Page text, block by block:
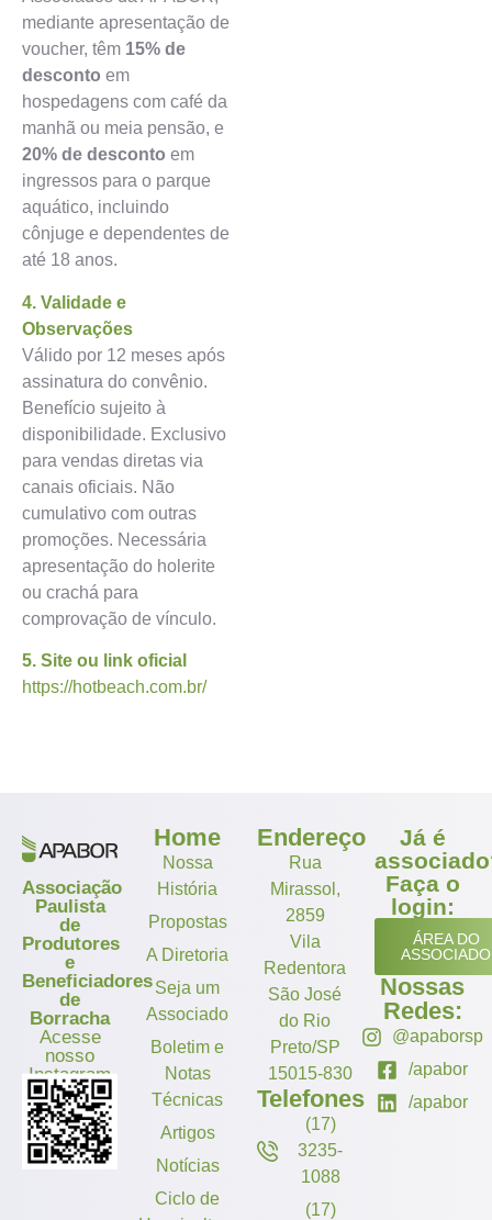
mediante apresentação de
voucher, têm 15% de
desconto em
hospedagens com café da
manhã ou meia pensão, e
20% de desconto em
ingressos para o parque
aquático, incluindo
cônjuge e dependentes de
até 18 anos.
4. Validade e
Observações
Válido por 12 meses após
assinatura do convênio.
Benefício sujeito à
disponibilidade. Exclusivo
para vendas diretas via
canais oficiais. Não
cumulativo com outras
promoções. Necessária
apresentação do holerite
ou crachá para
comprovação de vínculo.
5. Site ou link oficial
https://hotbeach.com.br/
Associação
Paulista
de
Produtores
e
Beneficiadores
de
Borracha
Acesse
nosso
Instagram
Home
Nossa
História
Propostas
A Diretoria
Seja um
Associado
Boletim e
Notas
Técnicas
Artigos
Notícias
Ciclo de
Endereço
Rua
Mirassol,
2859
Vila
Redentora
São José
do Rio
Preto/SP
15015-830
Telefones
(17)
3235-
1088
(17)
Já é
Faça o
login:
ÁREA DO
ASSOCIADO
Nossas
Redes:
@apaborsp
/apabor
/apabor